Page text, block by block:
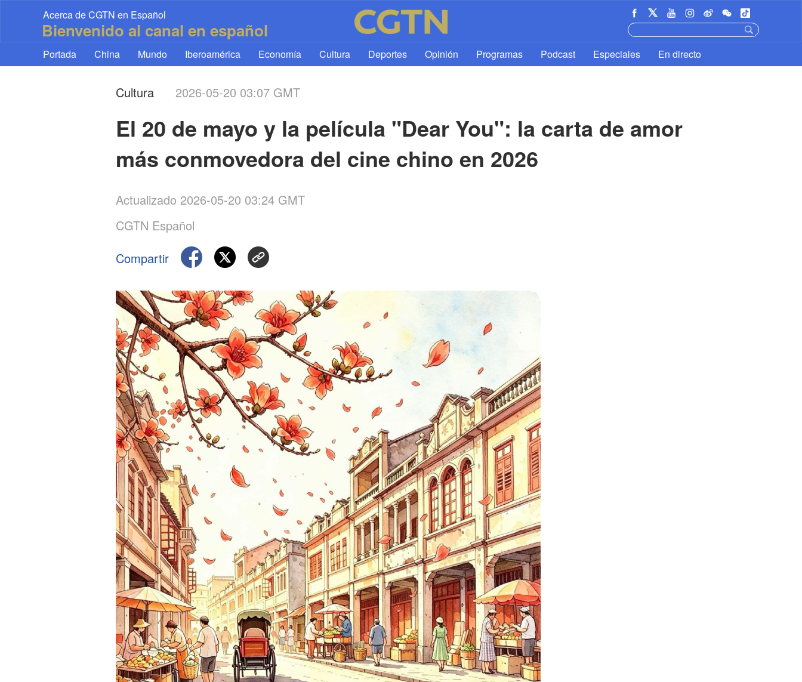
Acerca de CGTN en Español
Bienvenido al canal en español
Portada China Mundo Iberoamérica Economía Cultura Deportes Opinión Programas Podcast Especiales En directo
Cultura 2026-05-20 03:07 GMT
El 20 de mayo y la película "Dear You": la carta de amor
más conmovedora del cine chino en 2026
Actualizado 2026-05-20 03:24 GMT
CGTN Español
Compartir